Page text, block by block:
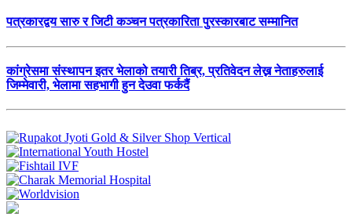
पत्रकारद्वय सारु र जिटी कञ्चन पत्रकारिता पुरस्कारबाट सम्मानित
कांग्रेसमा संस्थापन इतर भेलाको तयारी तिब्र, प्रतिवेदन लेख्न नेताहरुलाई
जिम्मेवारी, भेलामा सहभागी हुन देउवा फर्कदैं